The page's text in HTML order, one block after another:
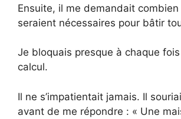
Ensuite, il me demandait
seraient nécessaires pour bâtir
Je bloquais presque à chaque
calcul.
Il ne s’impatientait jamais. Il
avant de me répondre : « Une